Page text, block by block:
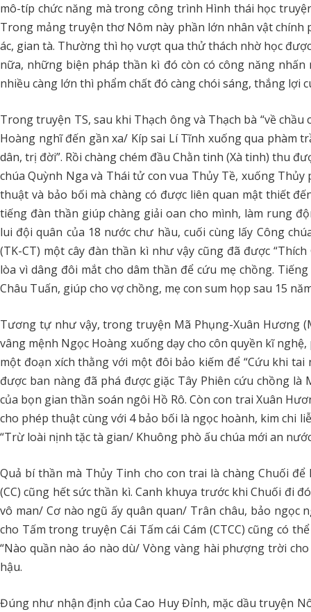
mô-típ chức năng mà trong công trình Hình thái học
Trong mảng truyện thơ Nôm này phần lớn nhân vật
ác, gian tà. Thường thì họ vượt qua thử thách nhờ học
nữa, những biện pháp thần kì đó còn có công năng
nhiều càng lớn thì phẩm chất đó càng chói sáng, thắng lợi
Trong truyện TS, sau khi Thạch ông và Thạch bà “về
Hoàng nghĩ đến gần xa/ Kíp sai Lí Tĩnh xuống qua phàm
dân, trị đời”. Rồi chàng chém đầu Chằn tinh (Xà tinh) thu
chúa Quỳnh Nga và Thái tử con vua Thủy Tề, xuống
thuật và bảo bối mà chàng có được liên quan mật thiết
tiếng đàn thần giúp chàng giải oan cho mình, làm rung
lui đội quân của 18 nước chư hầu, cuối cùng lấy Công
(TK-CT) một cây đàn thần kì như vậy cũng đã được
lòa vì dâng đôi mắt cho dâm thần để cứu mẹ chồng.
Châu Tuấn, giúp cho vợ chồng, mẹ con sum họp sau 15
Tương tự như vậy, trong truyện Mã Phụng-Xuân Hương
vâng mệnh Ngọc Hoàng xuống dạy cho côn quyền kĩ
một đoạn xích thằng với một đôi bảo kiếm để “Cứu khi
được ban nàng đã phá được giặc Tây Phiên cứu chồng
của bọn gian thần soán ngôi Hồ Rô. Còn con trai Xuân
cho phép thuật cùng với 4 bảo bối là ngọc hoành, kim chi
“Trừ loài nịnh tặc tà gian/ Khuông phò ấu chúa mới an
Quả bí thần mà Thủy Tinh cho con trai là chàng Chuối
(CC) cũng hết sức thần kì. Canh khuya trước khi Chuối đi
vô man/ Cơ nào ngũ ấy quân quan/ Trân châu, bảo ngọc
cho Tấm trong truyện Cái Tấm cái Cám (CTCC) cũng có
“Nào quần nào áo nào dù/ Vòng vàng hài phượng trời
hậu.
Đúng như nhận định của Cao Huy Đỉnh, mặc dầu truyện